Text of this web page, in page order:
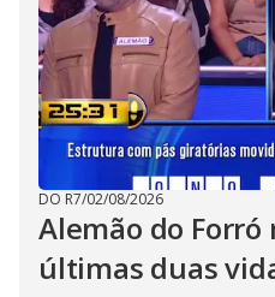
DO R7/02/08/2026
Alemão do Forró
últimas duas